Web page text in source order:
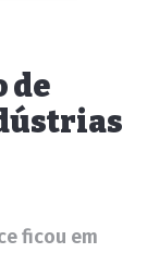
de
ficou em